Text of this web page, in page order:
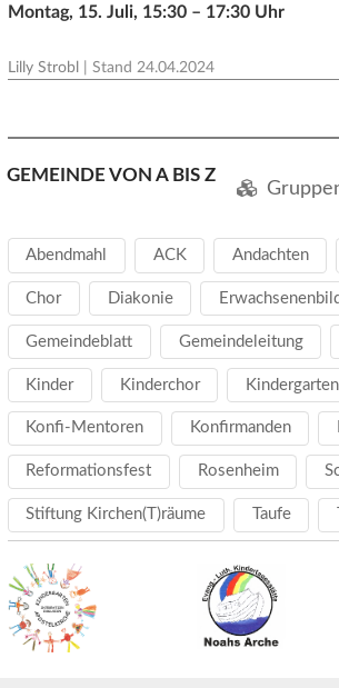
Montag, 15. Juli, 15:30 – 17:30 Uhr
Lilly Strobl | Stand 24.04.2024
GEMEINDE VON A BIS Z
Abendmahl ACK Andachten
Chor Diakonie
Gemeindeblatt Gemeindeleitung
Kinder Kinderchor Kindergarten
Konfi-Mentoren Konfirmanden
Reformationsfest Rosenheim
Stiftung Kirchen(T)räume Taufe